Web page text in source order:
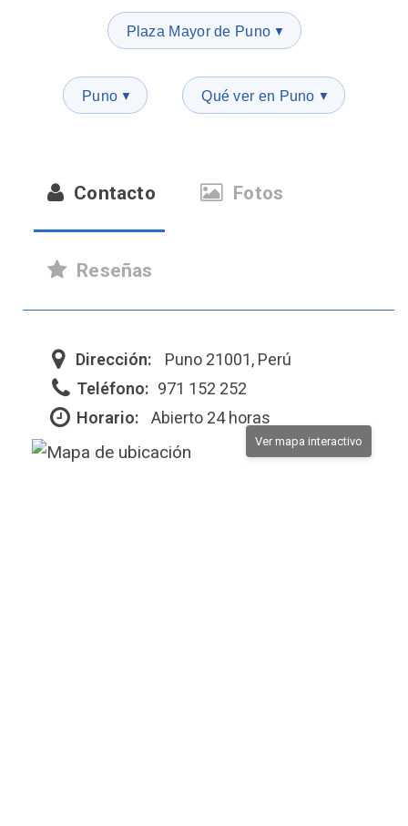
Plaza Mayor de Puno ▼
Puno ▼ Qué ver en Puno ▼
Contacto Fotos
Reseñas
Dirección:
Puno 21001, Perú
Teléfono: 971 152 252
Horario:
Abierto 24 horas
Ver mapa interactivo